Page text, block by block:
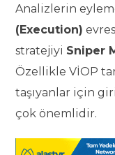
Analizlerin
(Execution)
stratejiyi Sniper
Özellikle VİOP
taşıyanlar için
çok önemlidir.